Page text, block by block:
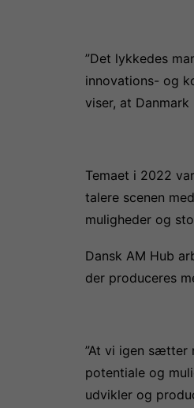
”Det lykkedes
innovations- og
viser, at
Temaet i 2022
talere scenen
muligheder og
Dansk AM Hub
der produceres
”At vi igen sætter
potentiale og
udvikler og